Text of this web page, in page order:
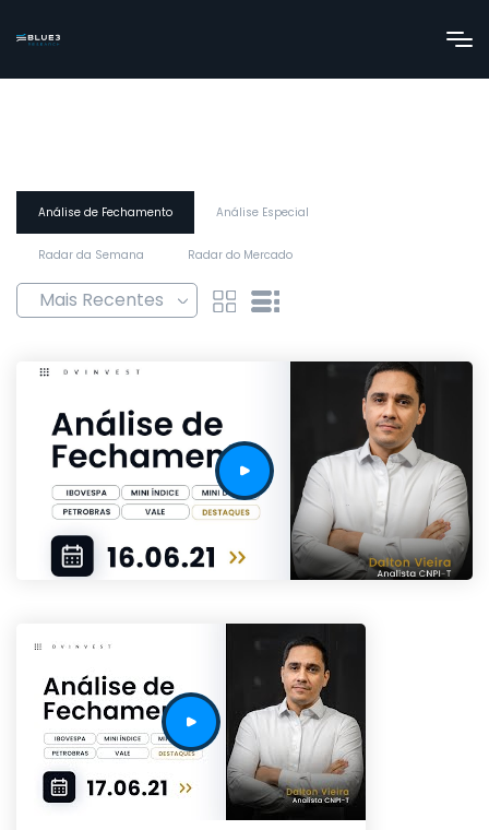
Análise de Fechamento Análise Especial
Radar da Semana Radar do Mercado